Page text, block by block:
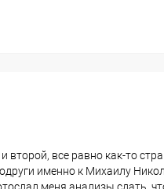
второй, все равно как-то
именно к Михаилу